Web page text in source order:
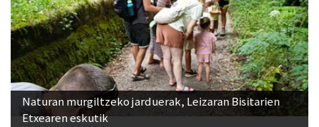
Naturan murgiltzeko jarduerak, Leizaran Bisitarien
Etxearen eskutik